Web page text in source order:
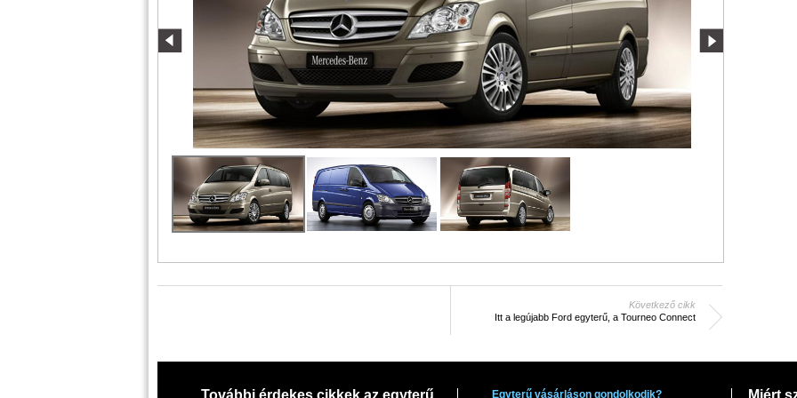
Következő cikk
Itt a legújabb Ford egyterű, a Tourneo Connect
További érdekes cikkek az egyterű Egyterű vásárláson gondolkodik? Miért